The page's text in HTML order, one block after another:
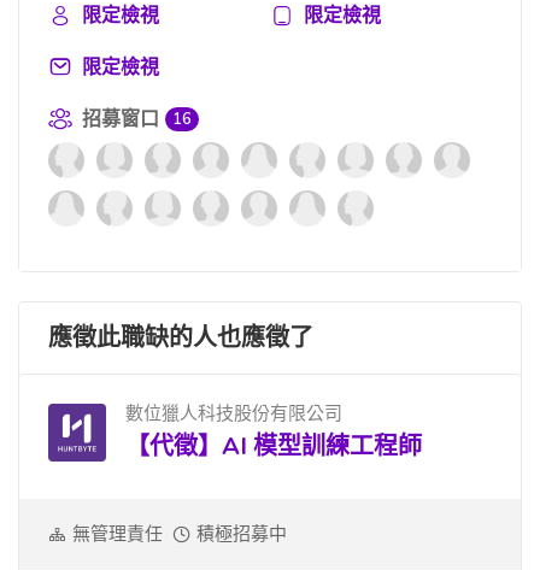
限定檢視
限定檢視
限定檢視
招募窗口
16
應徵此職缺的人也應徵了
數位獵人科技股份有限公司
【代徵】AI 模型訓練工程師
無管理責任 積極招募中